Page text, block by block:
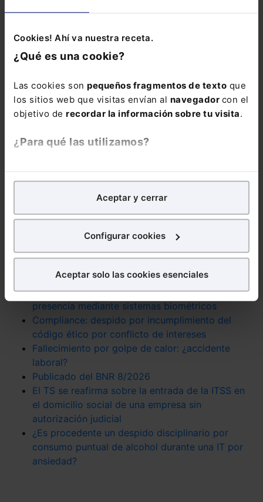
Cookies! Ahí va nuestra receta.
¿Qué es una cookie?
Las cookies son pequeños fragmentos de texto que
los sitios web que visitas envían al navegador con el
objetivo de recordar la información sobre tu visita.
¿Para qué las utilizamos?
analíticospara tratar demejorar tu experienciaen
nuestra página web. También con fines publicitarios,
para poder mostrarte publicidad y contenidos de tu
¿Qué puedes hacer?
experiencia en la web sea óptima
Puedes aceptar solo las esenciales para denegar
todas las cookies excepto aquellas imprescindibles.
También puedes configurar las cookies y
seleccionar solo aquellas que quieras permitir en tu
navegador. Si no seleccionas ninguna utilizaremos
las que sean indispensables para la navegación.
Saber más acerca de las cookies
Aceptar y cerrar
Configurar cookies
Aceptar solo las cookies esenciales
Incendios forestales:
protección laboral y
social
Generales de
Recaudación de la
Seguridad Social
30/07/2026
Nuevas patologías
para la anticipación
trabajadores con
discapacidad
29/07/2026
Cálculo de la
retribución variable:
ausencias del
trabajador?
lo más leído
Anulada la Guía de la AEPD sobre control de
presencia mediante sistemas biométricos
Compliance: despido por incumplimiento del
código ético por conflicto de intereses
Fallecimiento por golpe de calor: ¿accidente
laboral?
Publicado del BNR 8/2026
El TS se reafirma sobre la entrada de la ITSS en
el domicilio social de una empresa sin
autorización judicial
¿Es procedente un despido disciplinario por
consumo puntual de alcohol durante una IT por
ansiedad?